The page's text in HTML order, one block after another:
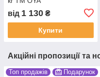
від 1 130 ₴
Купити
Акційні пропозиції та
Топ продажів Подарунок